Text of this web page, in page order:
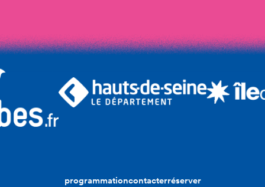
programmationcontacterréserver